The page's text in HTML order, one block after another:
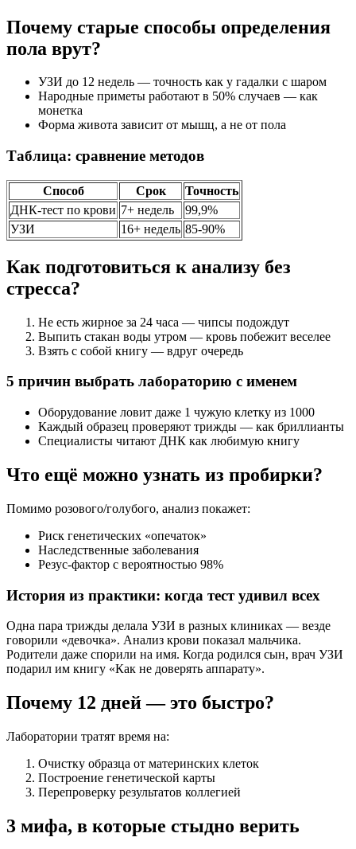
Почему старые способы определения
пола врут?
УЗИ до 12 недель — точность как у гадалки с шаром
Народные приметы работают в 50% случаев — как
монетка
Форма живота зависит от мышц, а не от пола
Таблица: сравнение методов
Способ Срок
Точность
ДНК-тест по крови 7+ недель
99,9%
УЗИ
16+ недель 85-90%
Как подготовиться к анализу без
стресса?
Не есть жирное за 24 часа — чипсы подождут
Выпить стакан воды утром — кровь побежит веселее
Взять с собой книгу — вдруг очередь
5 причин выбрать лабораторию с именем
Оборудование ловит даже 1 чужую клетку из 1000
Каждый образец проверяют трижды — как бриллианты
Специалисты читают ДНК как любимую книгу
Что ещё можно узнать из пробирки?
Помимо розового/голубого, анализ покажет:
Риск генетических «опечаток»
Наследственные заболевания
Резус-фактор с вероятностью 98%
История из практики: когда тест удивил всех
Одна пара трижды делала УЗИ в разных клиниках — везде
говорили «девочка». Анализ крови показал мальчика.
Родители даже спорили на имя. Когда родился сын, врач УЗИ
подарил им книгу «Как не доверять аппарату».
Почему 12 дней — это быстро?
Лаборатории тратят время на:
Очистку образца от материнских клеток
Построение генетической карты
Перепроверку результатов коллегией
3 мифа, в которые стыдно верить